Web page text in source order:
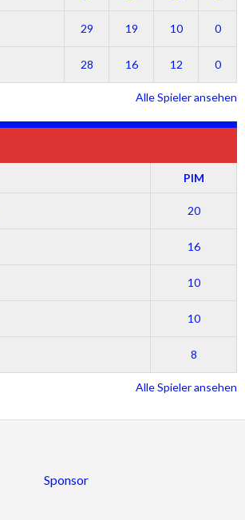
29 19 10 0
28 16 12 0
Alle Spieler ansehen
PIM
20
16
10
10
8
Alle Spieler ansehen
Sponsor